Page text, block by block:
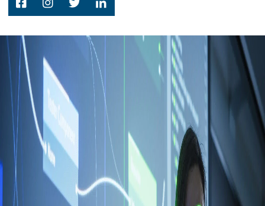
FINANCIAMENTO E BOLSAS
Acontece na UVA
Campi/Unidades
Atendimento (21) 2574 8888
Conclua sua Matrícula
INSCREVA-SE SOLICITE INFORMAÇÕES